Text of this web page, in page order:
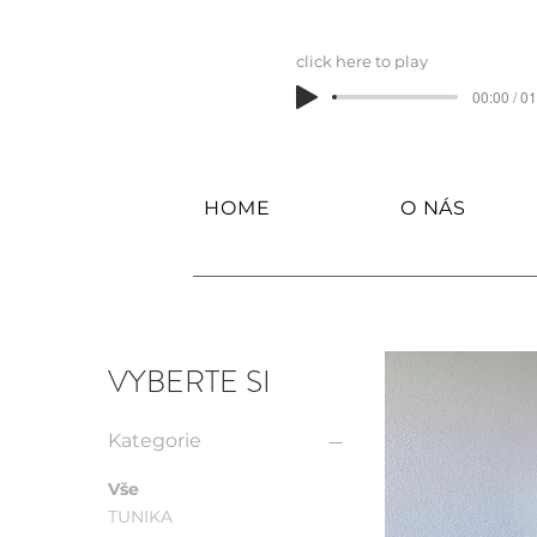
click here to play
00:00 /
HOME O NÁS
VYBERTE SI
Kategorie
Vše
TUNIKA